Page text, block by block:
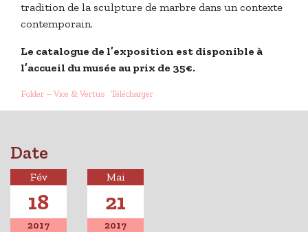
tradition de la sculpture de marbre dans un contexte
contemporain.
Le catalogue de l’exposition est disponible à
l’accueil du musée au prix de 35€.
Folder – Vice & Vertus Télécharger
Date
Fév
18
2017
Mai
21
2017